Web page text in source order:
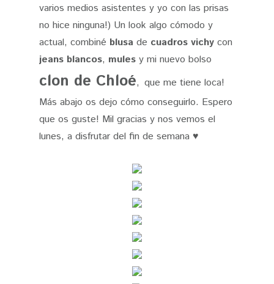
varios medios asistentes y yo con las prisas
no hice ninguna!) Un look algo cómodo y
actual, combiné blusa de cuadros vichy con
jeans blancos, mules y mi nuevo bolso
clon de Chloé, que me tiene loca!
Más abajo os dejo cómo conseguirlo. Espero
que os guste! Mil gracias y nos vemos el
lunes, a disfrutar del fin de semana ♥